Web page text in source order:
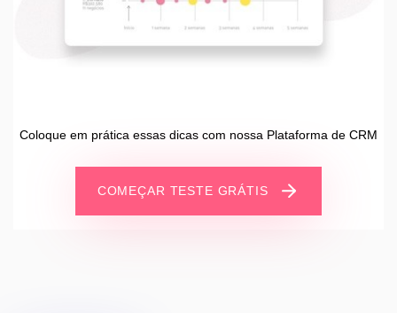
Coloque em prática essas dicas com nossa Plataforma de CRM
COMEÇAR TESTE GRÁTIS